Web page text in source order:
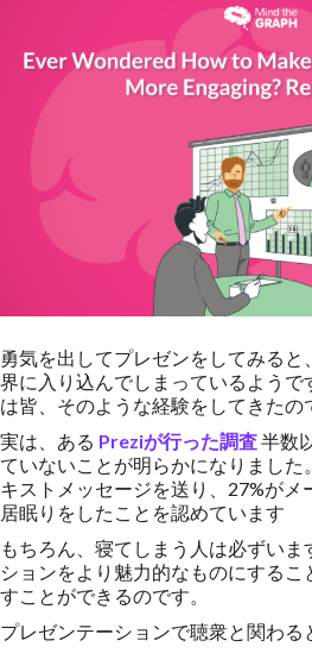
勇気を出してプレゼンをしてみる
界に入り込んでしまっているようで
は皆、そのような経験をしてきたの
実は、ある Preziが行った調査半数
ていないことが明らかになりました
キストメッセージを送り、27%がメ
居眠りをしたことを認めています
もちろん、寝てしまう人は必ずい
ションをより魅力的なものにする
すことができるのです。
プレゼンテーションで聴衆と関わる